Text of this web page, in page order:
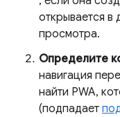
открывается в
просмотра.
Определите
навигация
найти PWA,
(подпадает